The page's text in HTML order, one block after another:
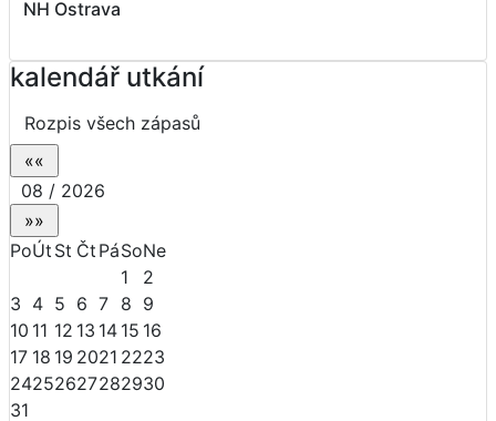
NH Ostrava
kalendář utkání
Rozpis všech zápasů
08 / 2026
PoÚt St Čt PáSoNe
1
2
3 4 5 6 7 8 9
10 11 12 13 14 15 16
17 18 19 2021 2223
24252627282930
31